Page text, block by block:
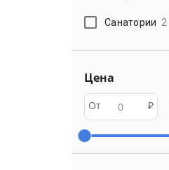
Санатории 2
Цена
От ₽